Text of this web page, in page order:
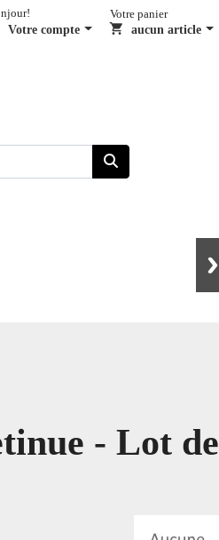
Votre compte
Votre panier
aucun article
- Lot de